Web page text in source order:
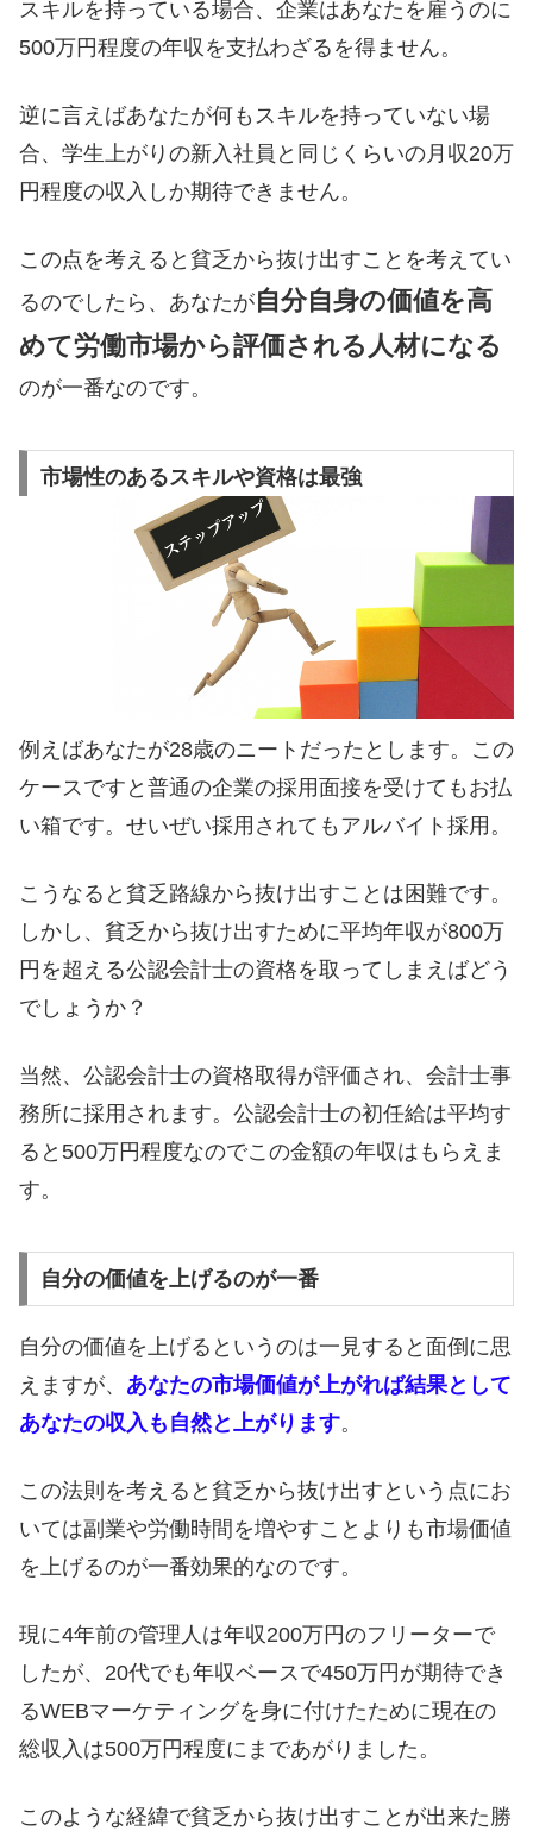
スキルを持っている場合、企業はあなたを雇うのに
500万円程度の年収を支払わざるを得ません。
逆に言えばあなたが何もスキルを持っていない場
合、学生上がりの新入社員と同じくらいの月収20万
円程度の収入しか期待できません。
この点を考えると貧乏から抜け出すことを考えてい
るのでしたら、あなたが自分自身の価値を高
めて労働市場から評価される人材になる
のが一番なのです。
市場性のあるスキルや資格は最強
例えばあなたが28歳のニートだったとします。この
ケースですと普通の企業の採用面接を受けてもお払
い箱です。せいぜい採用されてもアルバイト採用。
こうなると貧乏路線から抜け出すことは困難です。
しかし、貧乏から抜け出すために平均年収が800万
円を超える公認会計士の資格を取ってしまえばどう
でしょうか？
当然、公認会計士の資格取得が評価され、会計士事
務所に採用されます。公認会計士の初任給は平均す
ると500万円程度なのでこの金額の年収はもらえま
す。
自分の価値を上げるのが一番
自分の価値を上げるというのは一見すると面倒に思
えますが、 あなたの市場価値が上がれば結果として
あなたの収入も自然と上がります。
この法則を考えると貧乏から抜け出すという点にお
いては副業や労働時間を増やすことよりも市場価値
を上げるのが一番効果的なのです。
現に4年前の管理人は年収200万円のフリーターで
したが、20代でも年収ベースで450万円が期待でき
るWEBマーケティングを身に付けたために現在の
総収入は500万円程度にまであがりました。
このような経緯で貧乏から抜け出すことが出来た勝